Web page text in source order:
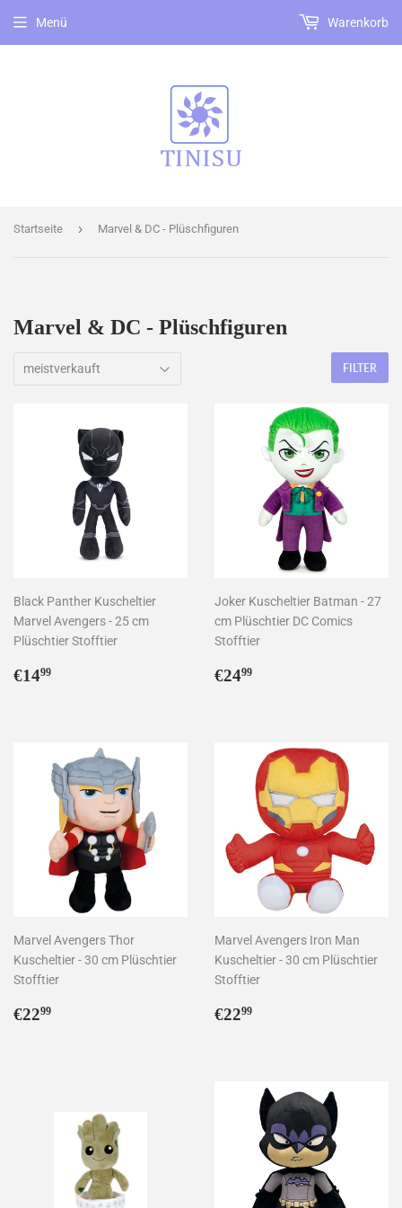
Menü Warenkorb
Startseite › Marvel & DC - Plüschfiguren
Marvel & DC - Plüschfiguren
FILTER
Black Panther Kuscheltier
Marvel Avengers - 25 cm
Plüschtier Stofftier
Normaler
€1499
Joker Kuscheltier Batman - 27
cm Plüschtier DC Comics
Stofftier
Normaler
€2499
Marvel Avengers Thor
Kuscheltier - 30 cm Plüschtier
Stofftier
Normaler
€2299
Marvel Avengers Iron Man
Kuscheltier - 30 cm Plüschtier
Stofftier
Normaler
€2299